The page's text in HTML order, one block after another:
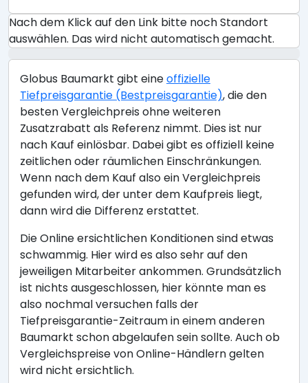
Nach dem Klick auf den Link bitte noch Standort
auswählen. Das wird nicht automatisch gemacht.
Globus Baumarkt gibt eineoffizielle
Tiefpreisgarantie (Bestpreisgarantie), die den
besten Vergleichpreis ohne weiteren
Zusatzrabatt als Referenz nimmt. Dies ist nur
nach Kauf einlösbar. Dabei gibt es offiziell keine
zeitlichen oder räumlichen Einschränkungen.
Wenn nach dem Kauf also ein Vergleichpreis
gefunden wird, der unter dem Kaufpreis liegt,
dann wird die Differenz erstattet.
Die Online ersichtlichen Konditionen sind etwas
schwammig. Hier wird es also sehr auf den
jeweiligen Mitarbeiter ankommen. Grundsätzlich
ist nichts ausgeschlossen, hier könnte man es
also nochmal versuchen falls der
Tiefpreisgarantie-Zeitraum in einem anderen
Baumarkt schon abgelaufen sein sollte. Auch ob
Vergleichspreise von Online-Händlern gelten
wird nicht ersichtlich.